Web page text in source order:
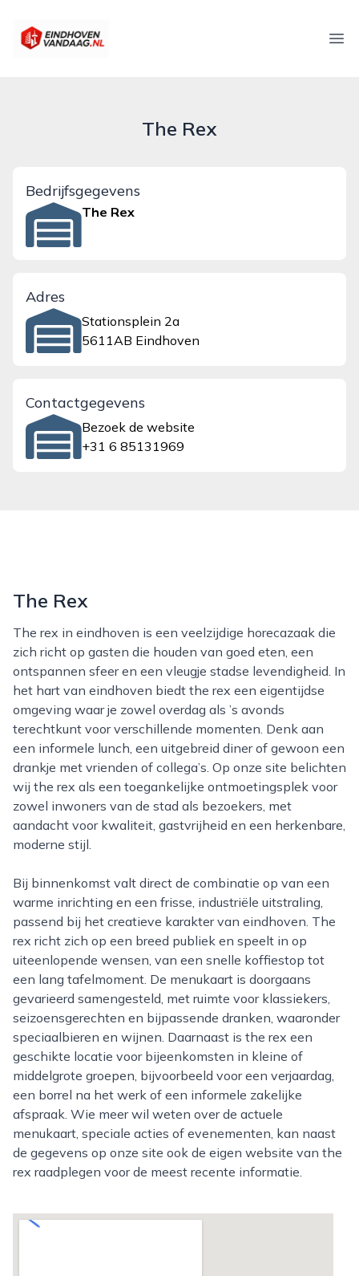
eindhovenvandaag.nl
The Rex
Bedrijfsgegevens
The Rex
Adres
Stationsplein 2a
5611AB Eindhoven
Contactgegevens
Bezoek de website
+31 6 85131969
The Rex
The rex in eindhoven is een veelzijdige horecazaak die
zich richt op gasten die houden van goed eten, een
ontspannen sfeer en een vleugje stadse levendigheid. In
het hart van eindhoven biedt the rex een eigentijdse
omgeving waar je zowel overdag als ’s avonds
terechtkunt voor verschillende momenten. Denk aan
een informele lunch, een uitgebreid diner of gewoon een
drankje met vrienden of collega’s. Op onze site belichten
wij the rex als een toegankelijke ontmoetingsplek voor
zowel inwoners van de stad als bezoekers, met
aandacht voor kwaliteit, gastvrijheid en een herkenbare,
moderne stijl.
Bij binnenkomst valt direct de combinatie op van een
warme inrichting en een frisse, industriële uitstraling,
passend bij het creatieve karakter van eindhoven. The
rex richt zich op een breed publiek en speelt in op
uiteenlopende wensen, van een snelle koffiestop tot
een lang tafelmoment. De menukaart is doorgaans
gevarieerd samengesteld, met ruimte voor klassiekers,
seizoensgerechten en bijpassende dranken, waaronder
speciaalbieren en wijnen. Daarnaast is the rex een
geschikte locatie voor bijeenkomsten in kleine of
middelgrote groepen, bijvoorbeeld voor een verjaardag,
een borrel na het werk of een informele zakelijke
afspraak. Wie meer wil weten over de actuele
menukaart, speciale acties of evenementen, kan naast
de gegevens op onze site ook de eigen website van the
rex raadplegen voor de meest recente informatie.